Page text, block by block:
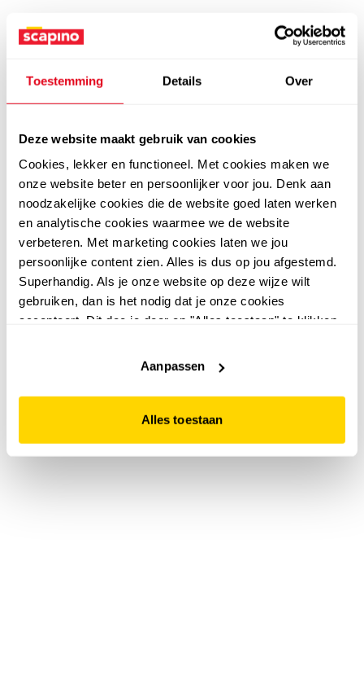
Toestemming Details Over
Deze website maakt gebruik van cookies
Cookies, lekker en functioneel. Met cookies maken we
onze website beter en persoonlijker voor jou. Denk aan
noodzakelijke cookies die de website goed laten werken
en analytische cookies waarmee we de website
verbeteren. Met marketing cookies laten we jou
persoonlijke content zien. Alles is dus op jou afgestemd.
Superhandig. Als je onze website op deze wijze wilt
gebruiken, dan is het nodig dat je onze cookies
accepteert. Dit doe je door op "Alles toestaan" te klikken.
website niet optimaal functioneert.
Aanpassen
Alles toestaan